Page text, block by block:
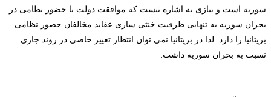
سوریه است و نیازی به اشاره نیست که موافقت دولت با حضور نظامی در
بحران سوریه به تنهایی ظرفیت خنثی سازی عقاید مخالفان حضور نظامی
بریتانیا را دارد. لذا در بریتانیا نمی توان انتظار تغییر خاصی در روند جاری
نسبت به بحران سوریه داشت.